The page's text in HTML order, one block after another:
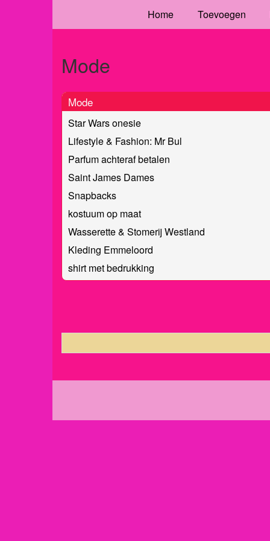
Home Toevoegen
Mode
Mode
Star Wars onesie
Lifestyle & Fashion: Mr Bul
Parfum achteraf betalen
Saint James Dames
Snapbacks
kostuum op maat
Wasserette & Stomerij Westland
Kleding Emmeloord
shirt met bedrukking